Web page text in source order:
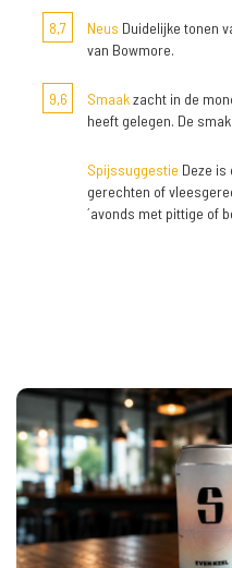
8,7 Neus Duidelijke tonen
van Bowmore.
9,6 Smaakzacht in de
heeft gelegen. De
Spijssuggestie Deze
gerechten of
´avonds met pittige of